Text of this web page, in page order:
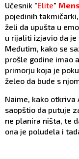
Učesnik "Elite"
pojedinih
želi da upušta u
u rijaliti izjavio da je
Međutim, kako se
prošle godine imao
primorju koja je
želeo da bude s
Naime, kako
saopštio da putuje
ne planira ništa, te
ona je poludela i